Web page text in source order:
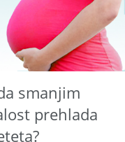
smanjim
prehlada